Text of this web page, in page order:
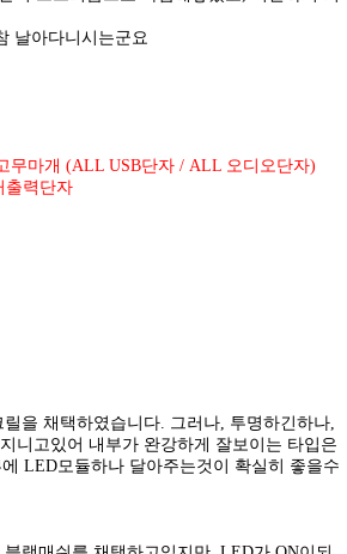
날아다니시는군요
무마개 (ALL USB단자 / ALL 오디오단자)
출력단자
을 채택하였습니다. 그러나, 투명하긴하나,
니고있어 내부가 완강하게 잘보이는 타입은
LED모듈하나 달아주는것이 확실히 좋을수